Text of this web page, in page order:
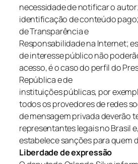
necessidade de notificar o
identificação de conteúdo
de Transparência e
Responsabilidade na Internet;
de interesse público não
acesso, é o caso do perfil do
República e de
instituições públicas, por
todos os provedores de redes
de mensagem privada deverão
representantes legais no Brasil
estabelece sanções para quem
Liberdade de expressão